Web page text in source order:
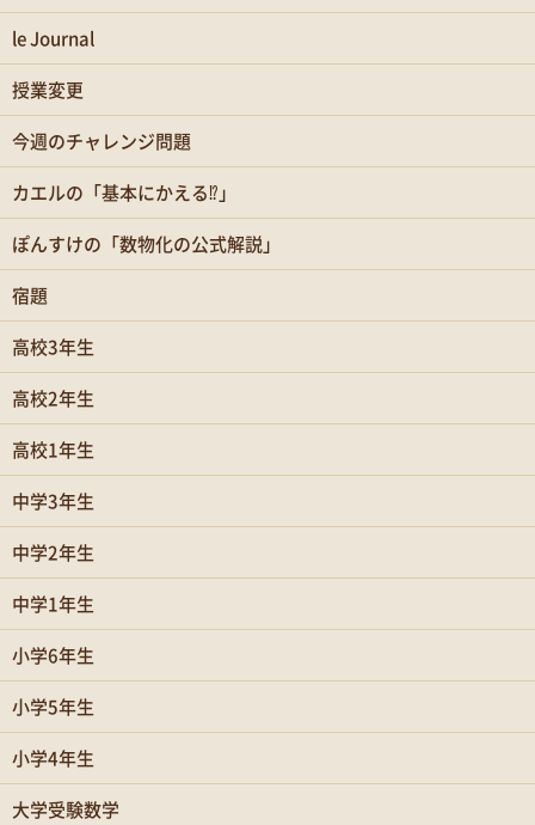
le Journal
授業変更
今週のチャレンジ問題
カエルの「基本にかえる⁉」
ぽんすけの「数物化の公式解説」
宿題
高校3年生
高校2年生
高校1年生
中学3年生
中学2年生
中学1年生
小学6年生
小学5年生
小学4年生
大学受験数学